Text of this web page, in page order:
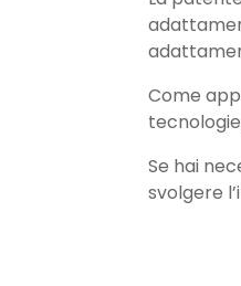
Come
Se hai
svolgere